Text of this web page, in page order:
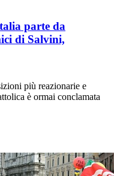
parte da
di Salvini,
più reazionarie e
è ormai conclamata